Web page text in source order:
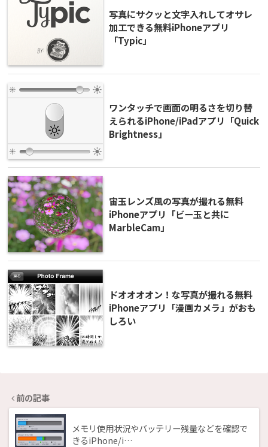
写真にサクッと文字入れしてオサレ
加工できる無料iPhoneアプリ
「Typic」
ワンタッチで画面の明るさを切り替
えられるiPhone/iPadアプリ「Quick
Brightness」
宙玉レンズ風の写真が撮れる無料
iPhoneアプリ「ビー玉と共に
MarbleCam」
ドオオオオン！な写真が撮れる無料
iPhoneアプリ「漫画カメラ」がおも
しろい
前の記事
メモリ使用状況やバッテリー残量などを確認で
きるiPhone/i…